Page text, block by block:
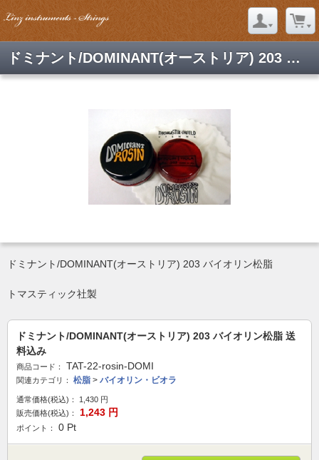
ドミナント/DOMINANT(オーストリア) 203 バイオリン松脂 送料込み
ドミナント/DOMINANT(オーストリア) 203 バイオリン松脂
トマスティック社製
ドミナント/DOMINANT(オーストリア) 203 バイオリン松脂 送
料込み
商品コード： TAT-22-rosin-DOMI
関連カテゴリ： 松脂 > バイオリン・ビオラ
通常価格(税込)： 1,430 円
販売価格(税込)：
1,243 円
ポイント： 0 Pt